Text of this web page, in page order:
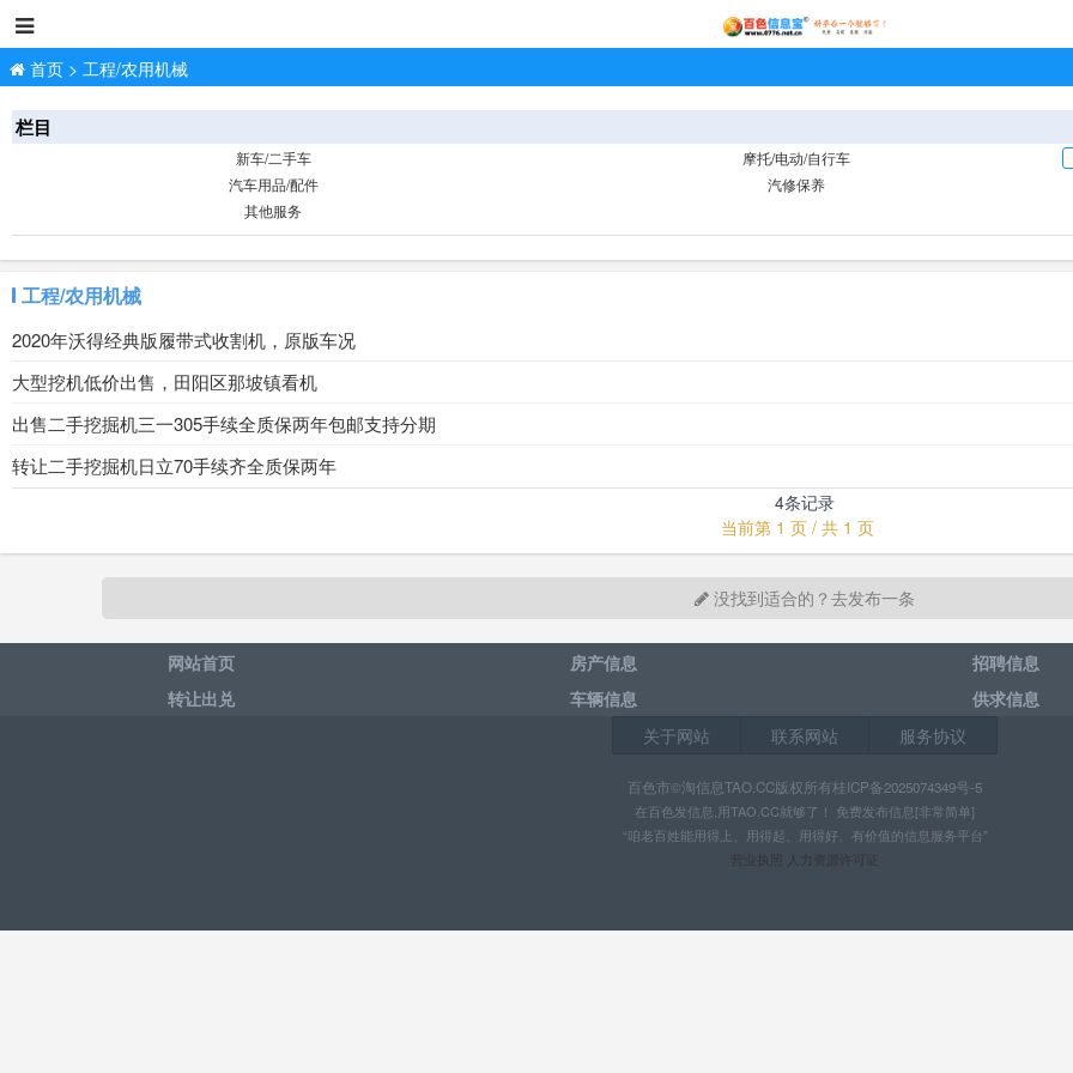
首页 > 工程/农用机械
栏目
新车/二手车 摩托/电动/自行车
汽车用品/配件
汽修保养
其他服务
工程/农用机械
2020年沃得经典版履带式收割机，原版车况
大型挖机低价出售，田阳区那坡镇看机
出售二手挖掘机三一305手续全质保两年包邮支持分期
转让二手挖掘机日立70手续齐全质保两年
4条记录
当前第 1 页 / 共 1 页
没找到适合的？去发布一条
网站首页 房产信息 招聘信息
转让出兑
车辆信息 供求信息
关于网站
联系网站 服务协议
百色市©淘信息TAO.CC版权所有桂ICP备2025074349号-5
在百色发信息,用TAO.CC就够了！ 免费发布信息[非常简单]
“咱老百姓能用得上、用得起、用得好、有价值的信息服务平台”
营业执照 人力资源许可证